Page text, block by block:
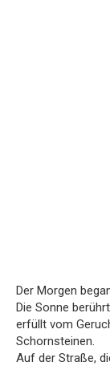
Der Morgen
Die Sonne
erfüllt vom
Schornsteinen.
Auf der Straße,